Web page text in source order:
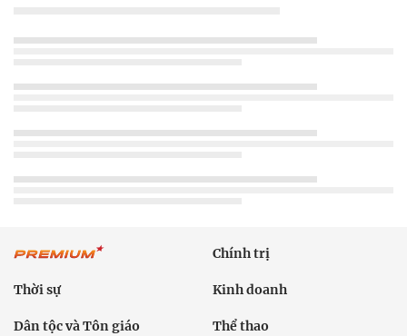
Chính trị
Thời sự Kinh doanh
Dân tộc và Tôn giáo Thể thao